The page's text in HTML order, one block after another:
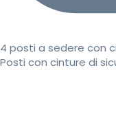
4 posti a sedere con
Posti con cinture di